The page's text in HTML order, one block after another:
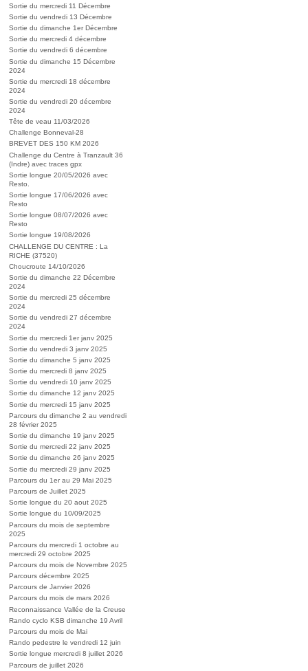
Sortie du mercredi 11 Décembre
Sortie du vendredi 13 Décembre
Sortie du dimanche 1er Décembre
Sortie du mercredi 4 décembre
Sortie du vendredi 6 décembre
Sortie du dimanche 15 Décembre
2024
Sortie du mercredi 18 décembre
2024
Sortie du vendredi 20 décembre
2024
Tête de veau 11/03/2026
Challenge Bonneval-28
BREVET DES 150 KM 2026
Challenge du Centre à Tranzault 36
(Indre) avec traces gpx
Sortie longue 20/05/2026 avec
Resto.
Sortie longue 17/06/2026 avec
Resto
Sortie longue 08/07/2026 avec
Resto
Sortie longue 19/08/2026
CHALLENGE DU CENTRE : La
RICHE (37520)
Choucroute 14/10/2026
Sortie du dimanche 22 Décembre
2024
Sortie du mercredi 25 décembre
2024
Sortie du vendredi 27 décembre
2024
Sortie du mercredi 1er janv 2025
Sortie du vendredi 3 janv 2025
Sortie du dimanche 5 janv 2025
Sortie du mercredi 8 janv 2025
Sortie du vendredi 10 janv 2025
Sortie du dimanche 12 janv 2025
Sortie du mercredi 15 janv 2025
Parcours du dimanche 2 au vendredi
28 février 2025
Sortie du dimanche 19 janv 2025
Sortie du mercredi 22 janv 2025
Sortie du dimanche 26 janv 2025
Sortie du mercredi 29 janv 2025
Parcours du 1er au 29 Mai 2025
Parcours de Juillet 2025
Sortie longue du 20 aout 2025
Sortie longue du 10/09/2025
Parcours du mois de septembre
2025
Parcours du mercredi 1 octobre au
mercredi 29 octobre 2025
Parcours du mois de Novembre 2025
Parcours décembre 2025
Parcours de Janvier 2026
Parcours du mois de mars 2026
Reconnaissance Vallée de la Creuse
Rando cyclo KSB dimanche 19 Avril
Parcours du mois de Mai
Rando pedestre le vendredi 12 juin
Sortie longue mercredi 8 juillet 2026
Parcours de juillet 2026